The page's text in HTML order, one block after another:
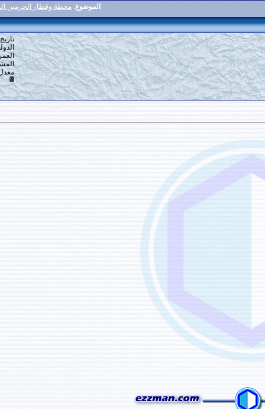
محطة وقطار الحرمين الجديدة رووووعة لاتفوتكم
#
2
تاريخ التسجيل: 16-12-2013
الدولة: القاهرة
العمر: 59
المشاركات: 6,918
معدل تقييم المستوى: 10